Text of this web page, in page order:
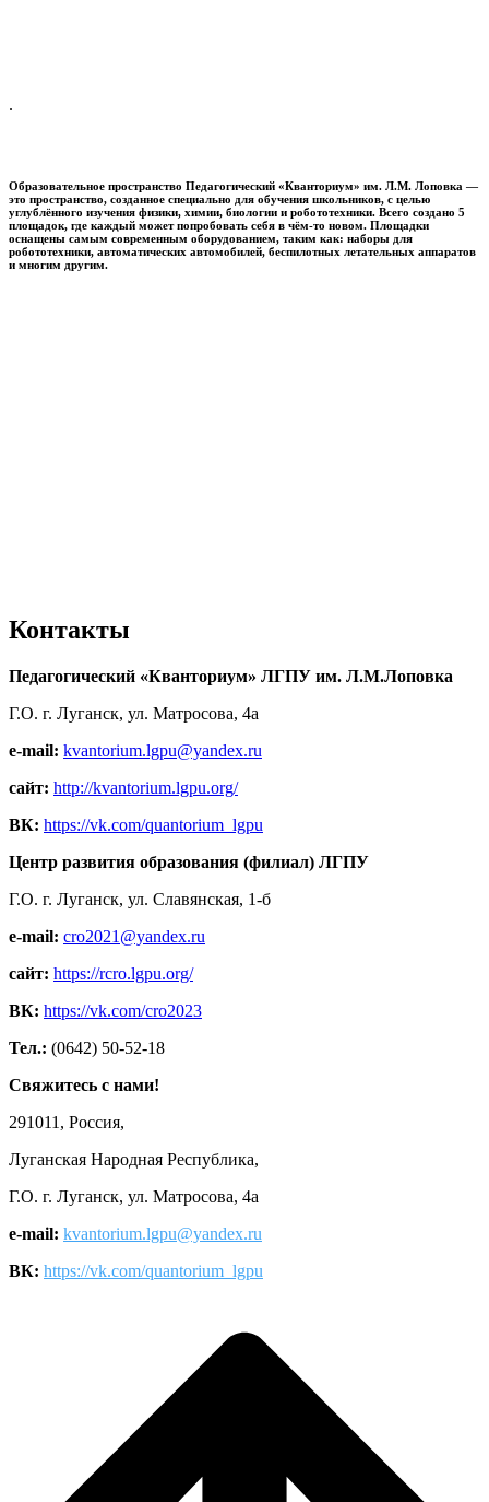
.
Образовательное пространство Педагогический «Кванториум» им. Л.М. Лоповка —
это пространство, созданное специально для обучения школьников, с целью
углублённого изучения физики, химии, биологии и робототехники. Всего создано 5
площадок, где каждый может попробовать себя в чём-то новом. Площадки
оснащены самым современным оборудованием, таким как: наборы для
робототехники, автоматических автомобилей, беспилотных летательных аппаратов
и многим другим.
Контакты
Педагогический «Кванториум» ЛГПУ им. Л.М.Лоповка
Г.О. г. Луганск, ул. Матросова, 4а
e-mail: kvantorium.lgpu@yandex.ru
сайт: http://kvantorium.lgpu.org/
ВК: https://vk.com/quantorium_lgpu
Центр развития образования (филиал) ЛГПУ
Г.О. г. Луганск, ул. Славянская, 1-б
e-mail: cro2021@yandex.ru
сайт: https://rcro.lgpu.org/
ВК: https://vk.com/cro2023
Тел.: (0642) 50-52-18
Свяжитесь с нами!
291011, Россия,
Луганская Народная Республика,
Г.О. г. Луганск, ул. Матросова, 4а
e-mail: kvantorium.lgpu@yandex.ru
ВК: https://vk.com/quantorium_lgpu